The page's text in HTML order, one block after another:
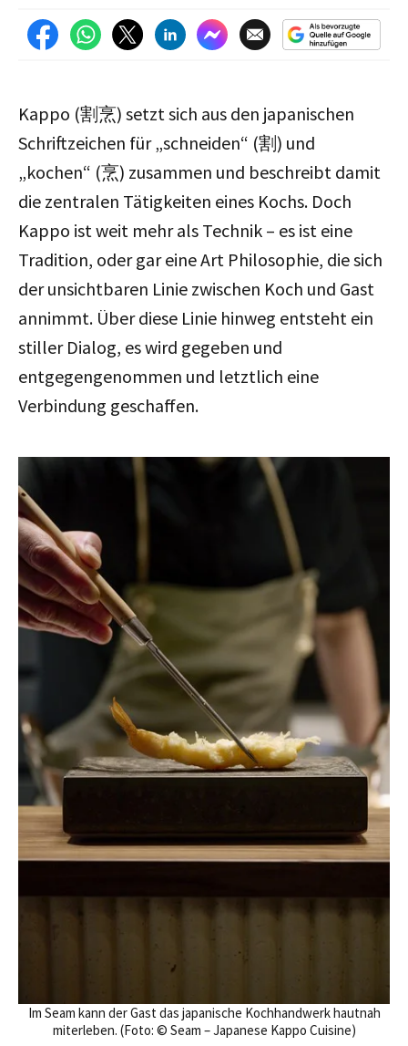
Kappo (割烹) setzt sich aus den japanischen
Schriftzeichen für „schneiden“ (割) und
„kochen“ (烹) zusammen und beschreibt damit
die zentralen Tätigkeiten eines Kochs. Doch
Kappo ist weit mehr als Technik – es ist eine
Tradition, oder gar eine Art Philosophie, die sich
der unsichtbaren Linie zwischen Koch und Gast
annimmt. Über diese Linie hinweg entsteht ein
stiller Dialog, es wird gegeben und
entgegengenommen und letztlich eine
Verbindung geschaffen.
Im Seam kann der Gast das japanische Kochhandwerk hautnah
miterleben. (Foto: © Seam – Japanese Kappo Cuisine)